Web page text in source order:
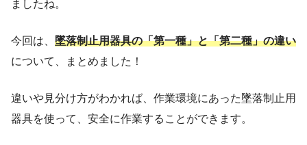
ましたね。
今回は、 墜落制止用器具の「第一種」と「第二種」の違い
について、まとめました！
違いや見分け方がわかれば、作業環境にあった墜落制止用
器具を使って、安全に作業することができます。